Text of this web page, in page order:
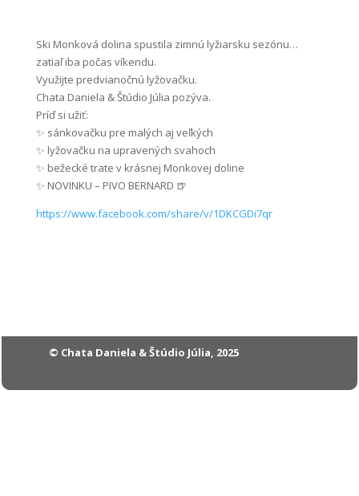
Ski Monková dolina spustila zimnú lyžiarsku sezónu…
zatiaľ iba počas víkendu.
Využijte predvianočnú lyžovačku.
Chata Daniela & Štúdio Júlia pozýva.
Príď si užiť:
✨ sánkovačku pre malých aj veľkých
✨ lyžovačku na upravených svahoch
✨ bežecké trate v krásnej Monkovej doline
✨ NOVINKU – PIVO BERNARD 🍺
https://www.facebook.com/share/v/1DKCGDi7qr
© Chata Daniela & Štúdio Júlia, 2025